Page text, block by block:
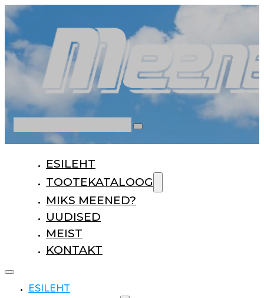
ESILEHT
TOOTEKATALOOG
MIKS MEENED?
UUDISED
MEIST
KONTAKT
ESILEHT